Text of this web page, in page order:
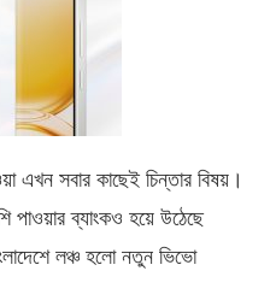
এখন সবার কাছেই চিন্তার বিষয়।
পাওয়ার ব্যাংকও হয়ে উঠেছে
লঞ্চ হলো নতুন ভিভো